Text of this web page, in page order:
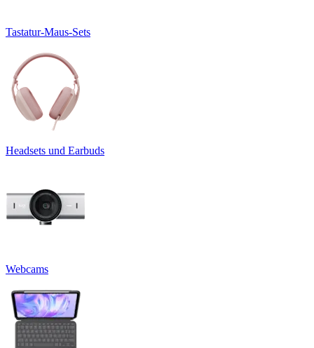
Tastatur-Maus-Sets
Headsets und Earbuds
Webcams